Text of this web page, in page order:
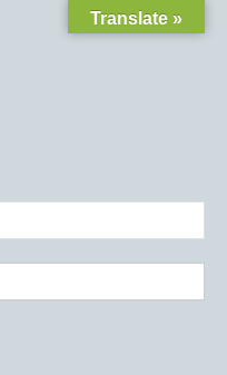
Translate »